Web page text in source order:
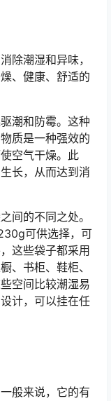
除潮湿和异味，
、健康、舒适的
潮和防霉。这种
质是一种强效的
空气干燥。此
长，从而达到消
间的不同之处。
可供选择，可
这些袋子都采用
、书柜、鞋柜、
空间比较潮湿易
计，可以挂在任
般来说，它的有